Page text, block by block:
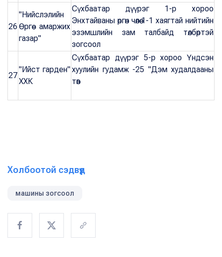
26
"Нийслэлийн
Өргөө амаржих
газар"
Сүхбаатар дүүрэг 1-р хороо
Энхтайваны өргөн чөлөө 1-1 хаягтай нийтийн
эзэмшлийн зам талбайд төлбөртэй
зогсоол
27
"Ийст гарден"
ХХК
Сүхбаатар дүүрэг 5-р хороо Үндсэн
хуулийн гудамж -25 "Дэм худалдааны
төв
Холбоотой сэдвүүд
машины зогсоол